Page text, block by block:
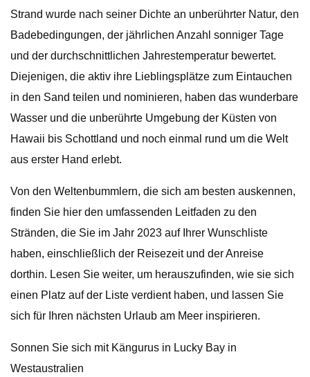
Strand wurde nach seiner Dichte an unberührter Natur, den
Badebedingungen, der jährlichen Anzahl sonniger Tage
und der durchschnittlichen Jahrestemperatur bewertet.
Diejenigen, die aktiv ihre Lieblingsplätze zum Eintauchen
in den Sand teilen und nominieren, haben das wunderbare
Wasser und die unberührte Umgebung der Küsten von
Hawaii bis Schottland und noch einmal rund um die Welt
aus erster Hand erlebt.
Von den Weltenbummlern, die sich am besten auskennen,
finden Sie hier den umfassenden Leitfaden zu den
Stränden, die Sie im Jahr 2023 auf Ihrer Wunschliste
haben, einschließlich der Reisezeit und der Anreise
dorthin. Lesen Sie weiter, um herauszufinden, wie sie sich
einen Platz auf der Liste verdient haben, und lassen Sie
sich für Ihren nächsten Urlaub am Meer inspirieren.
Sonnen Sie sich mit Kängurus in Lucky Bay in
Westaustralien